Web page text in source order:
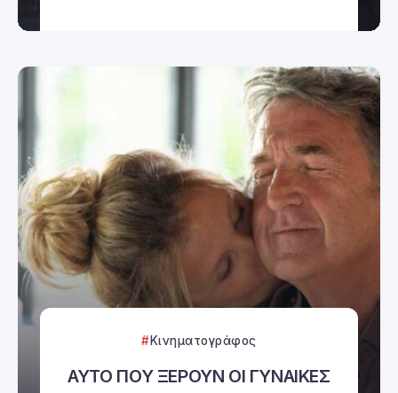
Κινηματογράφος
ΑΥΤΟ ΠΟΥ ΞΕΡΟΥΝ ΟΙ ΓΥΝΑΙΚΕΣ